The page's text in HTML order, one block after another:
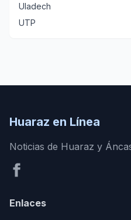
Uladech
UTP
Huaraz en Línea
Noticias de Huaraz y
Enlaces